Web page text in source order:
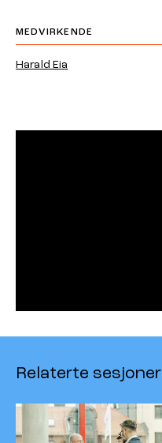
MEDVIRKENDE
Harald Eia
Relaterte sesjoner